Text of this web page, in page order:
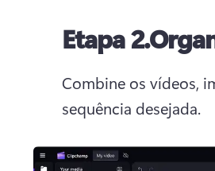
Etapa
Combine os vídeos,
sequência desejada.